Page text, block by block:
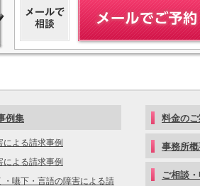
障害年金についてメールでご予約・相
例集
による請求事例
による請求事例
・嚥下・言語の障害による請
料金の
事務所
ご相談